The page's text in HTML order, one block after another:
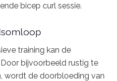
bicep curl sessie.
training kan de
bijvoorbeeld rustig te
wordt de doorbloeding van